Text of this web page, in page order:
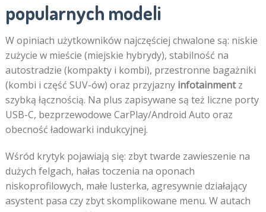
popularnych modeli
W opiniach użytkowników najczęściej chwalone są: niskie
zużycie w mieście (miejskie hybrydy), stabilność na
autostradzie (kompakty i kombi), przestronne bagażniki
(kombi i część SUV-ów) oraz przyjazny infotainmentz
szybką łącznością. Na plus zapisywane są też liczne porty
USB-C, bezprzewodowe CarPlay/Android Auto oraz
obecność ładowarki indukcyjnej.
Wśród krytyk pojawiają się: zbyt twarde zawieszenie na
dużych felgach, hałas toczenia na oponach
niskoprofilowych, małe lusterka, agresywnie działający
asystent pasa czy zbyt skomplikowane menu. W autach